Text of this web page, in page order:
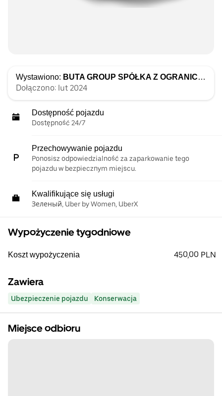
Wystawiono: BUTA GROUP SPÓŁKA Z OGRANICZONĄ ODPOWIEDZIALNOŚCIĄ
Dołączono: lut 2024
Dostępność pojazdu
Dostępność 24/7
Przechowywanie pojazdu
Ponosisz odpowiedzialność za zaparkowanie tego
pojazdu w bezpiecznym miejscu.
Kwalifikujące się usługi
Зеленый, Uber by Women, UberX
Wypożyczenie tygodniowe
Koszt wypożyczenia 450,00 PLN
Zawiera
Ubezpieczenie pojazdu Konserwacja
Miejsce odbioru